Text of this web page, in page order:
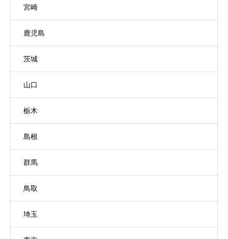
宮崎
鹿児島
茨城
山口
栃木
島根
群馬
鳥取
埼玉